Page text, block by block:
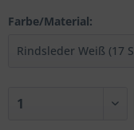
Farbe/Material: